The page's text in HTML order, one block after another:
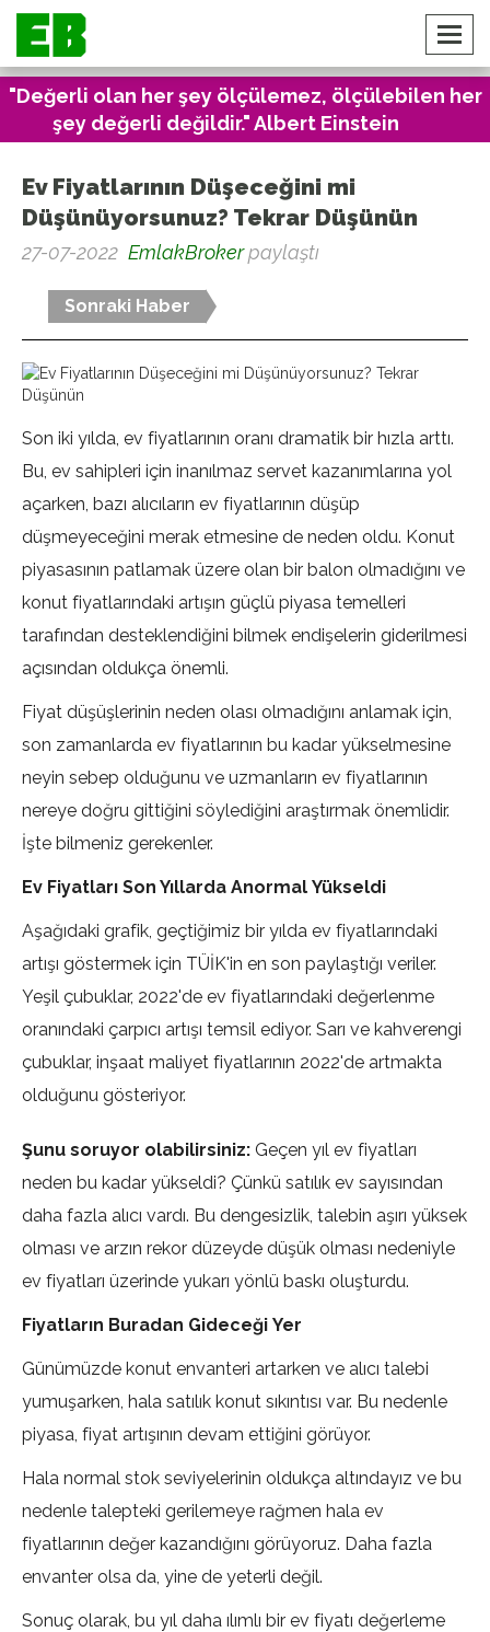
"Değerli olan her şey ölçülemez, ölçülebilen her
şey değerli değildir." Albert Einstein
Ev Fiyatlarının Düşeceğini mi
Düşünüyorsunuz? Tekrar Düşünün
27-07-2022 EmlakBrokerpaylaştı
Sonraki Haber
Son iki yılda, ev fiyatlarının oranı dramatik bir hızla arttı.
Bu, ev sahipleri için inanılmaz servet kazanımlarına yol
açarken, bazı alıcıların ev fiyatlarının düşüp
düşmeyeceğini merak etmesine de neden oldu. Konut
piyasasının patlamak üzere olan bir balon olmadığını ve
konut fiyatlarındaki artışın güçlü piyasa temelleri
tarafından desteklendiğini bilmek endişelerin giderilmesi
açısından oldukça önemli.
Fiyat düşüşlerinin neden olası olmadığını anlamak için,
son zamanlarda ev fiyatlarının bu kadar yükselmesine
neyin sebep olduğunu ve uzmanların ev fiyatlarının
nereye doğru gittiğini söylediğini araştırmak önemlidir.
İşte bilmeniz gerekenler.
Ev Fiyatları Son Yıllarda Anormal Yükseldi
Aşağıdaki grafik, geçtiğimiz bir yılda ev fiyatlarındaki
artışı göstermek için TÜİK'in en son paylaştığı veriler.
Yeşil çubuklar, 2022'de ev fiyatlarındaki değerlenme
oranındaki çarpıcı artışı temsil ediyor. Sarı ve kahverengi
çubuklar, inşaat maliyet fiyatlarının 2022'de artmakta
olduğunu gösteriyor.
Şunu soruyor olabilirsiniz: Geçen yıl ev fiyatları
neden bu kadar yükseldi? Çünkü satılık ev sayısından
daha fazla alıcı vardı. Bu dengesizlik, talebin aşırı yüksek
olması ve arzın rekor düzeyde düşük olması nedeniyle
ev fiyatları üzerinde yukarı yönlü baskı oluşturdu.
Fiyatların Buradan Gideceği Yer
Günümüzde konut envanteri artarken ve alıcı talebi
yumuşarken, hala satılık konut sıkıntısı var. Bu nedenle
piyasa, fiyat artışının devam ettiğini görüyor.
Hala normal stok seviyelerinin oldukça altındayız ve bu
nedenle talepteki gerilemeye rağmen hala ev
fiyatlarının değer kazandığını görüyoruz. Daha fazla
envanter olsa da, yine de yeterli değil.
Sonuç olarak, bu yıl daha ılımlı bir ev fiyatı değerleme